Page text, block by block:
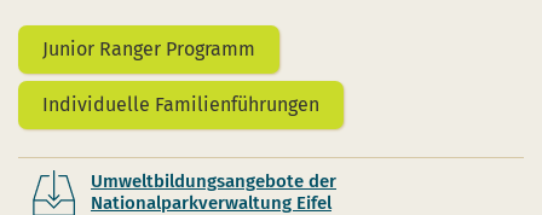
Junior Ranger Programm
Individuelle Familienführungen
Umweltbildungsangebote der
Nationalparkverwaltung Eifel